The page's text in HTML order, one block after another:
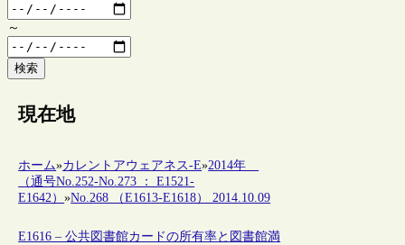
～
検索
現在地
ホーム»カレントアウェアネス-E»2014年
（通号No.252-No.273 ： E1521-
E1642）»No.268 （E1613-E1618） 2014.10.09
E1616 – 公共図書館カードの所有率と図書館満